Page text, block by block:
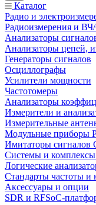
Каталог
Радио и
Радиоизмерения и
Анализаторы
Анализаторы цепей,
Генераторы сигналов
Осциллографы
Усилители мощности
Частотомеры
Анализаторы
Измерители и
Измерительные
Модульные приборы
Имитаторы
Системы и комплексы
Логические
Стандарты частоты и
Аксессуары и опции
SDR и